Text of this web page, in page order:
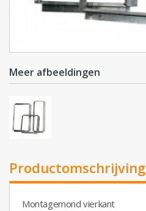
Meer afbeeldingen
Productomschrijving
Montagemond vierkant